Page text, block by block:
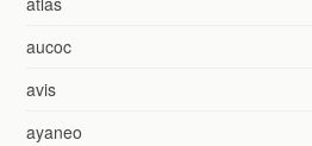
aucoc
avis
ayaneo